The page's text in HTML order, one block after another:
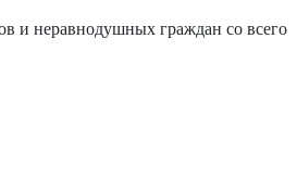
и неравнодушных граждан со всего